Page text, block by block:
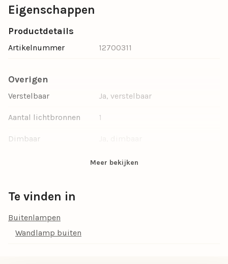
Eigenschappen
Productdetails
Artikelnummer 12700311
Overigen
Verstelbaar Ja, verstelbaar
Aantal lichtbronnen 1
Dimbaar
2
Lumen
Incl. lichtbron
Materiaal
Meer bekijken
Te vinden in
Buitenlampen
Wandlamp buiten